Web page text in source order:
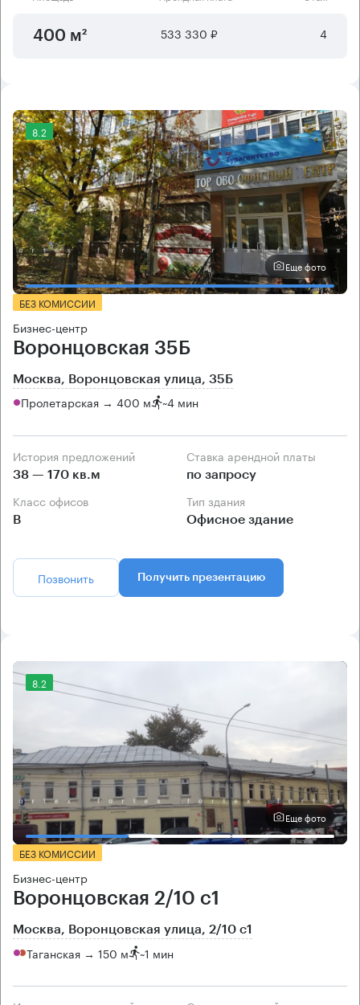
400 м² 533 330 ₽ 4
8.2
Еще фото
БЕЗ КОМИССИИ
Бизнес-центр
Воронцовская 35Б
Москва, Воронцовская улица, 35Б
Пролетарская → 400 м ~4 мин
История предложений
38 — 170 кв.м
Ставка арендной платы
по запросу
Класс офисов
B
Тип здания
Офисное здание
Позвонить Получить презентацию
8.2
Еще фото
БЕЗ КОМИССИИ
Бизнес-центр
Воронцовская 2/10 с1
Москва, Воронцовская улица, 2/10 с1
Таганская → 150 м ~1 мин